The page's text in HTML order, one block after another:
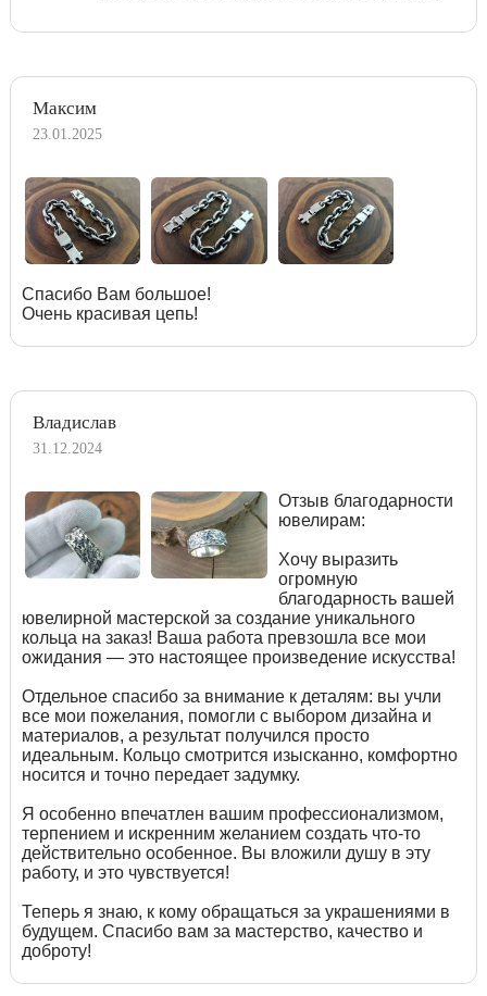
Максим
23.01.2025
Спасибо Вам большое!
Очень красивая цепь!
Владислав
31.12.2024
Отзыв благодарности
ювелирам:
Хочу выразить
огромную
благодарность вашей
ювелирной мастерской за создание уникального
кольца на заказ! Ваша работа превзошла все мои
ожидания — это настоящее произведение искусства!
Отдельное спасибо за внимание к деталям: вы учли
все мои пожелания, помогли с выбором дизайна и
материалов, а результат получился просто
идеальным. Кольцо смотрится изысканно, комфортно
носится и точно передает задумку.
Я особенно впечатлен вашим профессионализмом,
терпением и искренним желанием создать что-то
действительно особенное. Вы вложили душу в эту
работу, и это чувствуется!
Теперь я знаю, к кому обращаться за украшениями в
будущем. Спасибо вам за мастерство, качество и
доброту!